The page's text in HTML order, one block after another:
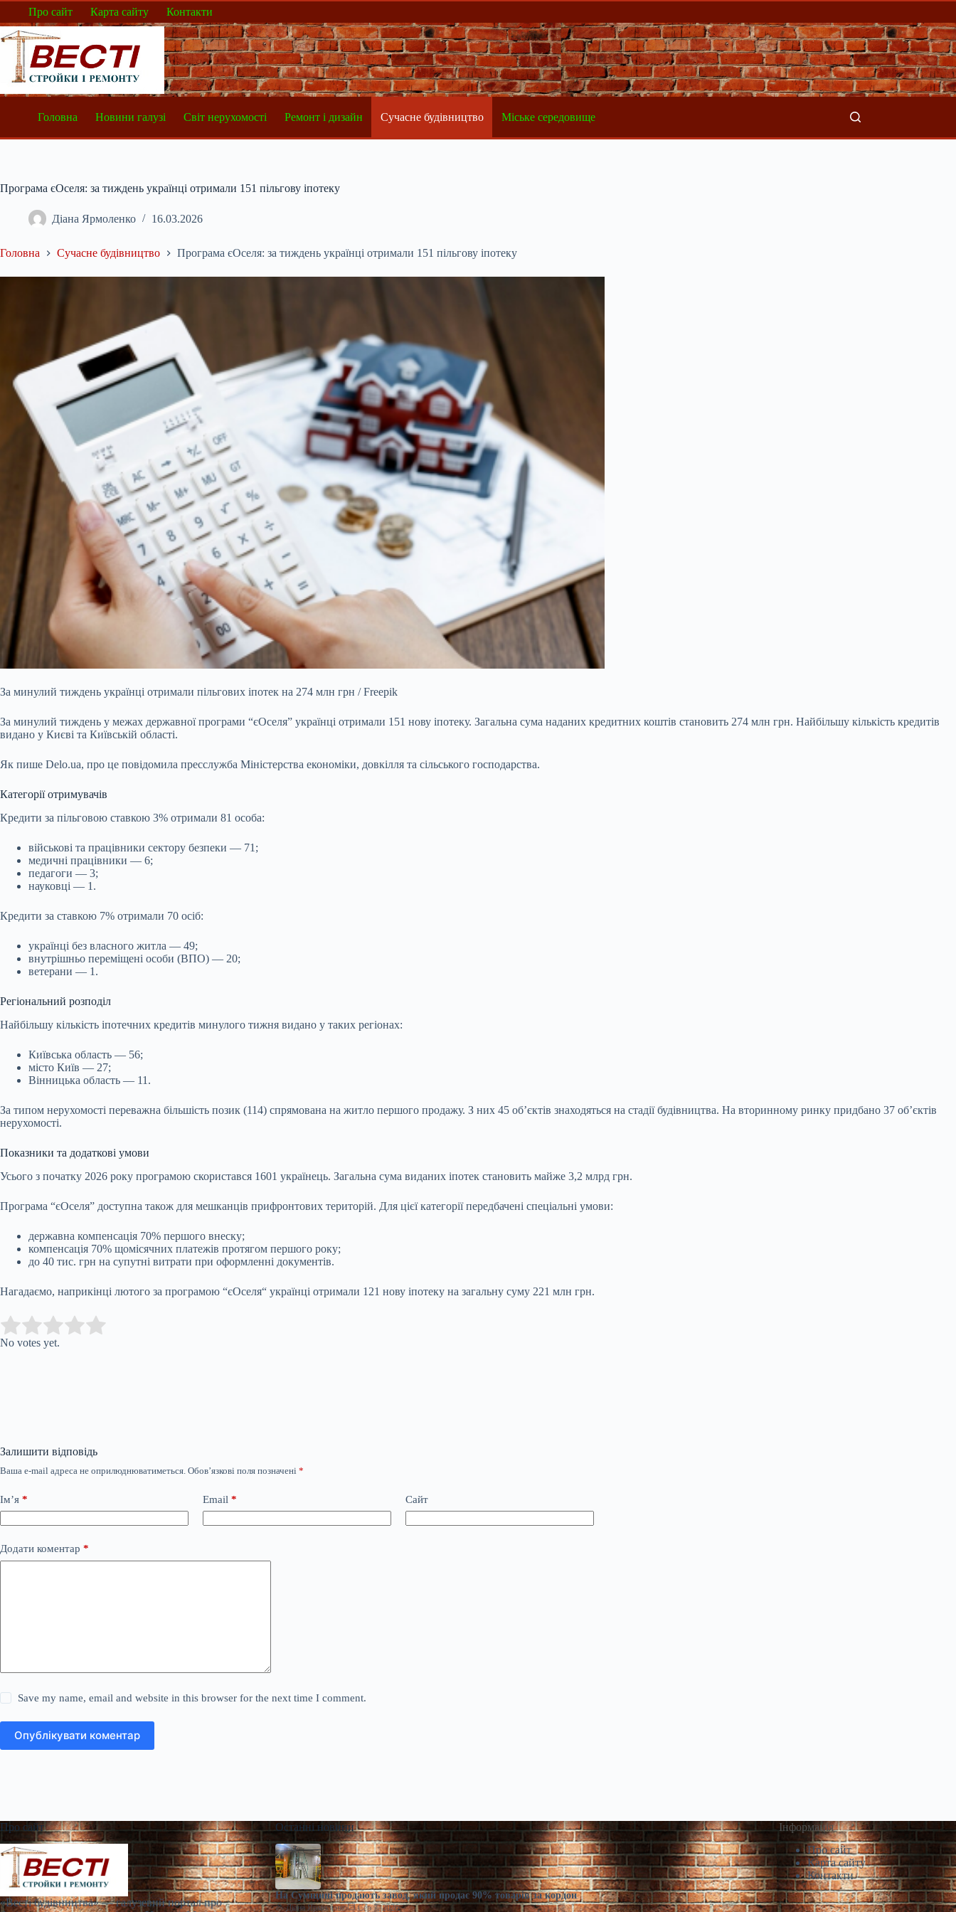
Перейти
вмісту
Про сайт Карта сайту Контакти
Головна Новини галузі Світ нерухомості Ремонт і дизайн Сучасне будівництво Міське середовище
Програма єОселя: за тиждень українці отримали 151 пільгову іпотеку
Діана Ярмоленко 16.03.2026
Головна Сучасне будівництво Програма єОселя: за тиждень українці отримали 151 пільгову іпотеку
За минулий тиждень українці отримали пільгових іпотек на 274 млн грн / Freepik
За минулий тиждень у межах державної програми “єОселя” українці отримали 151 нову іпотеку. Загальна сума наданих кредитних коштів становить 274 млн грн. Найбільшу кількість кредитів
видано у Києві та Київській області.
Як пише Delo.ua, про це повідомила пресслужба Міністерства економіки, довкілля та сільського господарства.
Категорії отримувачів
Кредити за пільговою ставкою 3% отримали 81 особа:
військові та працівники сектору безпеки — 71;
медичні працівники — 6;
педагоги — 3;
науковці — 1.
Кредити за ставкою 7% отримали 70 осіб:
українці без власного житла — 49;
внутрішньо переміщені особи (ВПО) — 20;
ветерани — 1.
Регіональний розподіл
Найбільшу кількість іпотечних кредитів минулого тижня видано у таких регіонах:
Київська область — 56;
місто Київ — 27;
Вінницька область — 11.
За типом нерухомості переважна більшість позик (114) спрямована на житло першого продажу. З них 45 об’єктів знаходяться на стадії будівництва. На вторинному ринку придбано 37 об’єктів
нерухомості.
Показники та додаткові умови
Усього з початку 2026 року програмою скористався 1601 українець. Загальна сума виданих іпотек становить майже 3,2 млрд грн.
Програма “єОселя” доступна також для мешканців прифронтових територій. Для цієї категорії передбачені спеціальні умови:
державна компенсація 70% першого внеску;
компенсація 70% щомісячних платежів протягом першого року;
до 40 тис. грн на супутні витрати при оформленні документів.
Нагадаємо, наприкінці лютого за програмою “єОселя“ українці отримали 121 нову іпотеку на загальну суму 221 млн грн.
Rate this item:
No votes yet.
Залишити відповідь
Ваша e-mail адреса не оприлюднюватиметься. Обов’язкові поля позначені *
Ім’я * Email * Сайт
Додати коментар *
Save my name, email and website in this browser for the next time I comment.
Опублікувати коментар
Про сайт
«Весті будівництва» — галузевий портал про
Останні новини
На Сумщині продають завод, який продає 90% товарів за кордон
Діана Ярмоленко Сер 7, 2026
Інформація
Про сайт
Карта сайту
Контакти